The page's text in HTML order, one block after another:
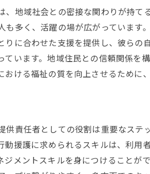
たらす自立のサポート
責任者が果たす重要な役割
ンパワーメントの方法
学ぶ自立支援のヒント
と共に歩む行動援護求人の魅力
との強固な連携の重要性
つ特有の魅力とは
との社会的貢献
信頼関係の築き方
地域社会との密接な関わりが持て
多く、活躍の場が広がっています
に合わせた支援を提供し、彼らの
います。地域住民との信頼関係を
ける福祉の質を向上させるために
責任者としての役割は重要なステ
援護に求められるスキルは、利用
メントスキルを身につけることが